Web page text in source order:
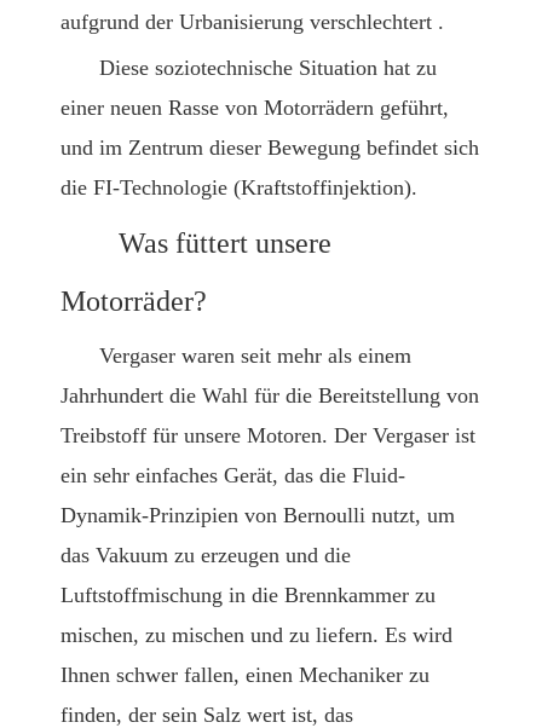
aufgrund der Urbanisierung verschlechtert .
Diese soziotechnische Situation hat zu
einer neuen Rasse von Motorrädern geführt,
und im Zentrum dieser Bewegung befindet sich
die FI-Technologie (Kraftstoffinjektion).
Was füttert unsere
Motorräder?
Vergaser waren seit mehr als einem
Jahrhundert die Wahl für die Bereitstellung von
Treibstoff für unsere Motoren. Der Vergaser ist
ein sehr einfaches Gerät, das die Fluid-
Dynamik-Prinzipien von Bernoulli nutzt, um
das Vakuum zu erzeugen und die
Luftstoffmischung in die Brennkammer zu
mischen, zu mischen und zu liefern. Es wird
Ihnen schwer fallen, einen Mechaniker zu
finden, der sein Salz wert ist, das